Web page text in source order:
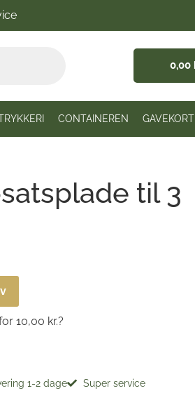
0,00
CONTAINEREN GAVEKORT
til 3
10,00 kr.?
1-2 dage Super service